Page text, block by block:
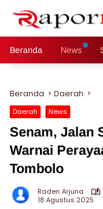
Beranda News
Beranda Daerah
Daerah News
Senam, Jalan
Warnai
Tombolo
Raden Arjuna
18 Agustus 2025